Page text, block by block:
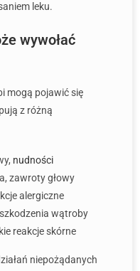
leku.
wywołać
mogą pojawić się
z różną
nudności
zawroty głowy
alergiczne
wątroby
reakcje skórne
niepożądanych